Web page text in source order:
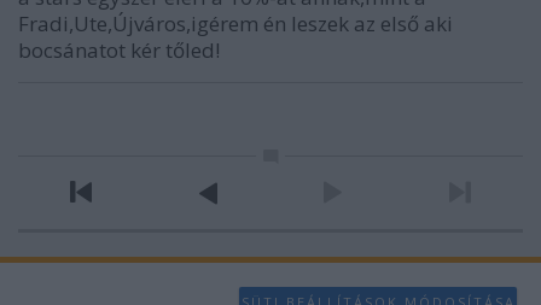
Fradi,Ute,Újváros,igérem én leszek az első aki
bocsánatot kér tőled!
SÜTI BEÁLLÍTÁSOK MÓDOSÍTÁSA